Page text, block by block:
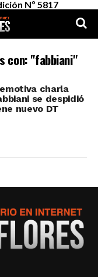
Nº 5817
con: "fabbiani"
charla
se despidió
nuevo DT